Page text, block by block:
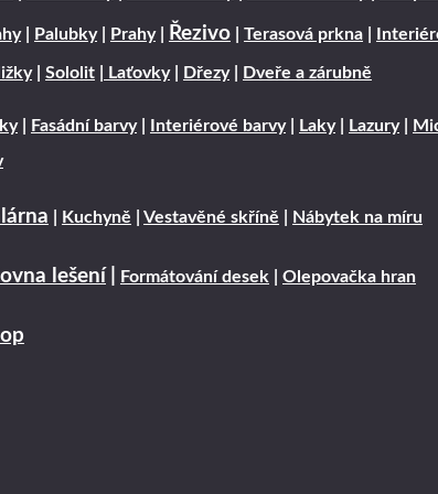
| Palubky| Prahy| Řezivo Terasová prkna
| Sololit Laťovky| Dřezy| Dveře a zárubně
| Fasádní barvy| Interiérové barvy| Laky| Lazury|
Kuchyně Vestavěné skříně Nábytek na míru
lešení Formátování desek Olepovačka hran